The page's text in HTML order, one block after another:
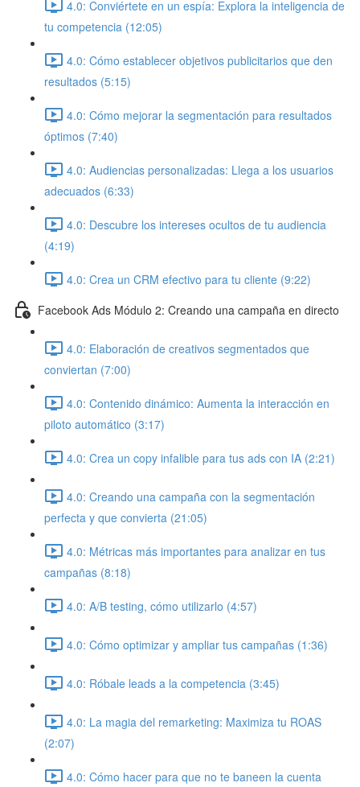
4.0: Conviértete en un espía: Explora la inteligencia de
tu competencia (12:05)
4.0: Cómo establecer objetivos publicitarios que den
resultados (5:15)
4.0: Cómo mejorar la segmentación para resultados
óptimos (7:40)
4.0: Audiencias personalizadas: Llega a los usuarios
adecuados (6:33)
4.0: Descubre los intereses ocultos de tu audiencia
(4:19)
4.0: Crea un CRM efectivo para tu cliente (9:22)
Facebook Ads Módulo 2: Creando una campaña en directo
4.0: Elaboración de creativos segmentados que
conviertan (7:00)
4.0: Contenido dinámico: Aumenta la interacción en
piloto automático (3:17)
4.0: Crea un copy infalible para tus ads con IA (2:21)
4.0: Creando una campaña con la segmentación
perfecta y que convierta (21:05)
4.0: Métricas más importantes para analizar en tus
campañas (8:18)
4.0: A/B testing, cómo utilizarlo (4:57)
4.0: Cómo optimizar y ampliar tus campañas (1:36)
4.0: Róbale leads a la competencia (3:45)
4.0: La magia del remarketing: Maximiza tu ROAS
(2:07)
4.0: Cómo hacer para que no te baneen la cuenta